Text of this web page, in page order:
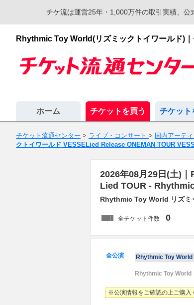
チケ流は運営25年・1,000万件の取引実績、公
Rhythmic Toy World(リズミックトイワールド)
ホーム チケットを買う チケット
チケット流通センター > ライブ・コンサート > 国内アーティ
クトイワールド VESSELied Release ONEMAN TOUR
2026年08月29日(土)
Lied TOUR -
Rhythmic Toy World リズミ
全チケット件数 0
全公演 Rhythmic Toy World
Rhythmic Toy World
※公演情報をご確認の上ご購入